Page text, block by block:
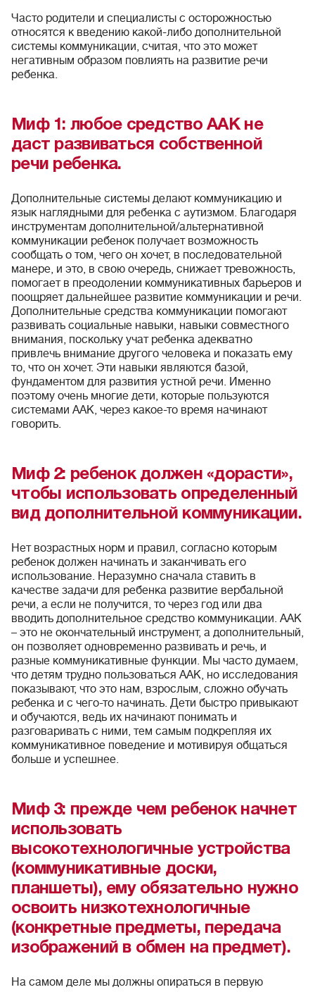
Часто родители и специалисты с осторожностью
относятся к введению какой-либо дополнительной
системы коммуникации, считая, что это может
негативным образом повлиять на развитие речи
ребенка.
Миф 1: любое средство ААК не
даст развиваться собственной
речи ребенка.
Дополнительные системы делают коммуникацию и
язык наглядными для ребенка с аутизмом. Благодаря
инструментам дополнительной/альтернативной
коммуникации ребенок получает возможность
сообщать о том, чего он хочет, в последовательной
манере, и это, в свою очередь, снижает тревожность,
помогает в преодолении коммуникативных барьеров и
поощряет дальнейшее развитие коммуникации и речи.
Дополнительные средства коммуникации помогают
развивать социальные навыки, навыки совместного
внимания, поскольку учат ребенка адекватно
привлечь внимание другого человека и показать ему
то, что он хочет. Эти навыки являются базой,
фундаментом для развития устной речи. Именно
поэтому очень многие дети, которые пользуются
системами ААК, через какое-то время начинают
говорить.
Миф 2: ребенок должен «дорасти»,
чтобы использовать определенный
вид дополнительной коммуникации.
Нет возрастных норм и правил, согласно которым
ребенок должен начинать и заканчивать его
использование. Неразумно сначала ставить в
качестве задачи для ребенка развитие вербальной
речи, а если не получится, то через год или два
вводить дополнительное средство коммуникации. ААК
– это не окончательный инструмент, а дополнительный,
он позволяет одновременно развивать и речь, и
разные коммуникативные функции. Мы часто думаем,
что детям трудно пользоваться ААК, но исследования
показывают, что это нам, взрослым, сложно обучать
ребенка и с чего-то начинать. Дети быстро привыкают
и обучаются, ведь их начинают понимать и
разговаривать с ними, тем самым подкрепляя их
коммуникативное поведение и мотивируя общаться
больше и успешнее.
Миф 3: прежде чем ребенок начнет
использовать
высокотехнологичные устройства
(коммуникативные доски,
планшеты), ему обязательно нужно
освоить низкотехнологичные
(конкретные предметы, передача
изображений в обмен на предмет).
На самом деле мы должны опираться в первую